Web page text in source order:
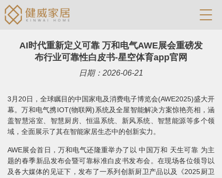
AI时代重新定义可靠 万和电气AWE展会重磅发
布行业可靠性白皮书-星空体育app官网
日期：2026-06-21
3月20日，全球瞩目的中国家电及消费电子博览会(AWE2025)盛大开
幕。万和电气携IOT(物联网)系统及全屋智能解决方案惊艳亮相，涵
盖智慧浴室、智慧厨房、恒温系统、新风系统、智慧能源等多个领
域，全面展示了其在智能家居生态中的创新实力。
AWE展会首日，万和电气还隆重举办了以 中国万和 天生可靠 为主
题的春季新品发布会暨可靠标准白皮书发布会。在现场各位领导以
及各大媒体的见证下，发布了一系列创新厨卫产品以及《2025厨卫